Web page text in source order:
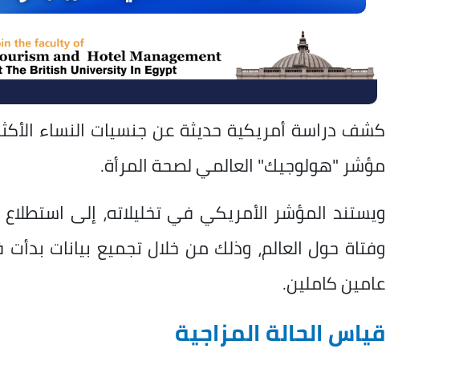
كشف دراسة أمريكية حديثة عن جنسيات النساء
مؤشر "هولوجيك" العالمي لصحة المرأة.
عامين كاملين.
قياس الحالة المزاجية